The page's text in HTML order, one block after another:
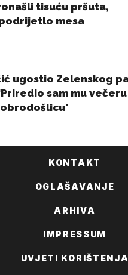
KONTAKT
OGLAŠAVANJE
ARHIVA
IMPRESSUM
UVJETI KORIŠTENJA